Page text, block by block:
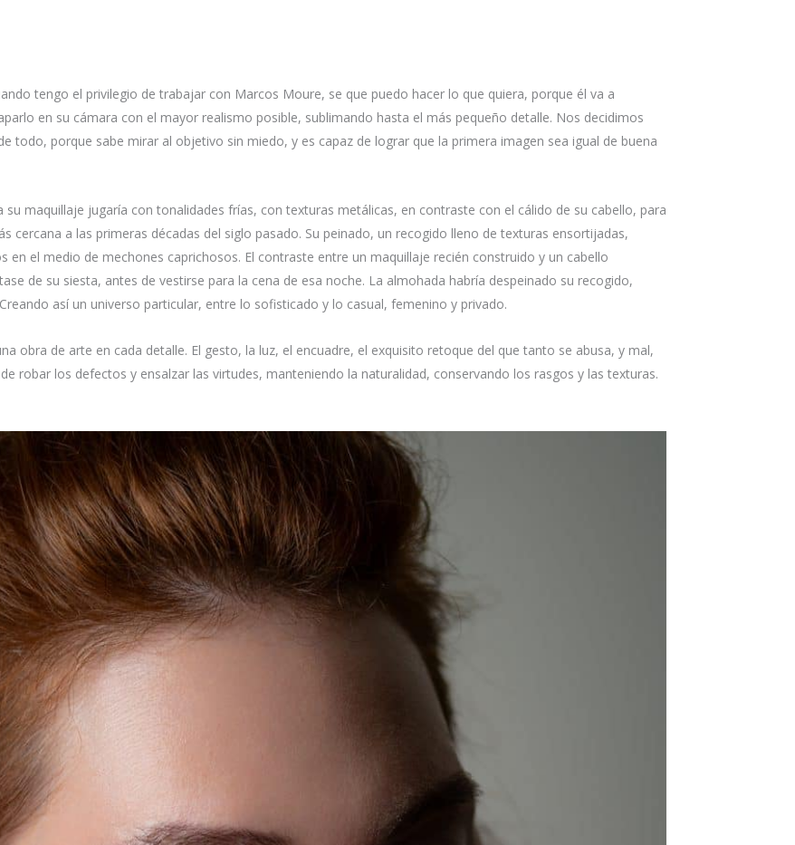
tengo el privilegio de trabajar con Marcos Moure, se que puedo hacer lo que quiera, porque él va a
en su cámara con el mayor realismo posible, sublimando hasta el más pequeño detalle. Nos decidimos
todo, porque sabe mirar al objetivo sin miedo, y es capaz de lograr que la primera imagen sea igual de buena
maquillaje jugaría con tonalidades frías, con texturas metálicas, en contraste con el cálido de su cabello, para
cercana a las primeras décadas del siglo pasado. Su peinado, un recogido lleno de texturas ensortijadas,
el medio de mechones caprichosos. El contraste entre un maquillaje recién construido y un cabello
de su siesta, antes de vestirse para la cena de esa noche. La almohada habría despeinado su recogido,
así un universo particular, entre lo sofisticado y lo casual, femenino y privado.
obra de arte en cada detalle. El gesto, la luz, el encuadre, el exquisito retoque del que tanto se abusa, y mal,
robar los defectos y ensalzar las virtudes, manteniendo la naturalidad, conservando los rasgos y las texturas.